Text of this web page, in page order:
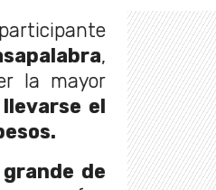
,
la mayor
el
de